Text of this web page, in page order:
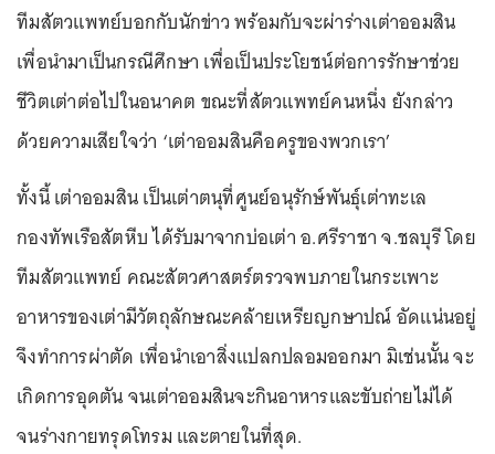
ทีมสัตวแพทย์บอกกับนักข่าว พร้อมกับจะผ่าร่างเต่าออมสิน
เพื่อนำมาเป็นกรณีศึกษา เพื่อเป็นประโยชน์ต่อการรักษาช่วย
ชีวิตเต่าต่อไปในอนาคต ขณะที่สัตวแพทย์คนหนึ่ง ยังกล่าว
ด้วยความเสียใจว่า ‘เต่าออมสินคือครูของพวกเรา’
ทั้งนี้ เต่าออมสิน เป็นเต่าตนุที่ศูนย์อนุรักษ์พันธ์ุเต่าทะเล
กองทัพเรือสัตหีบ ได้รับมาจากบ่อเต่า อ.ศรีราชา จ.ชลบุรี โดย
ทีมสัตวแพทย์ คณะสัตวศาสตร์ตรวจพบภายในกระเพาะ
อาหารของเต่ามีวัตถุลักษณะคล้ายเหรียญกษาปณ์ อัดแน่นอยู่
จึงทำการผ่าตัด เพื่อนำเอาสิ่งแปลกปลอมออกมา มิเช่นนั้น จะ
เกิดการอุดตัน จนเต่าออมสินจะกินอาหารและขับถ่ายไม่ได้
จนร่างกายทรุดโทรม และตายในที่สุด.